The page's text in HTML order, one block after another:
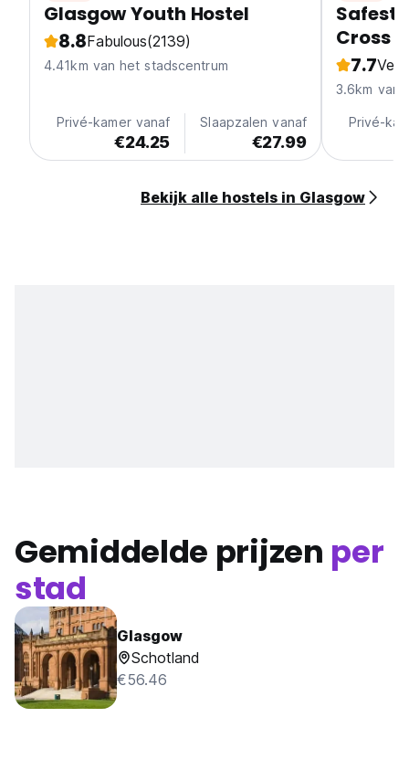
Glasgow Youth Hostel
8.8Fabulous(2139)
4.41km van het stadscentrum
Privé-kamer vanaf
€24.25
Slaapzalen vanaf
€27.99
Cross
7.7
3.6km van
Privé-
Bekijk alle hostels in Glasgow
Gemiddelde prijzen per
stad
Glasgow
Schotland
€56.46